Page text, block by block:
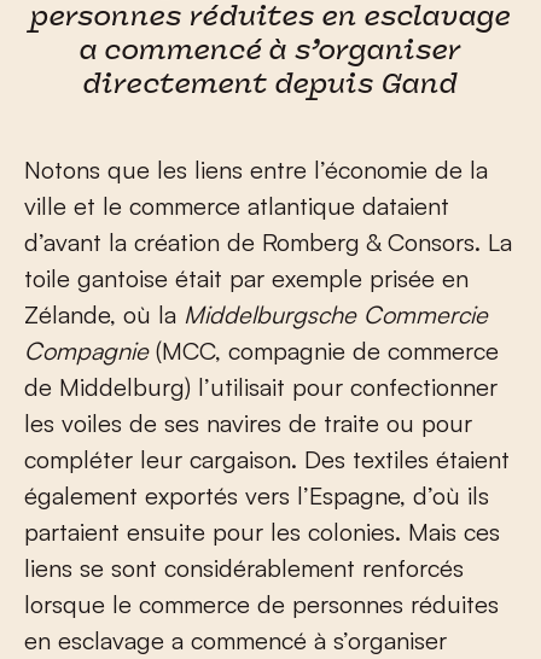
personnes réduites en esclavage
a commencé à s’organiser
directement depuis Gand
Notons que les liens entre l’économie de la
ville et le commerce atlantique dataient
d’avant la création de Romberg & Consors. La
toile gantoise était par exemple prisée en
Zélande, où la Middelburgsche Commercie
Compagnie(MCC, compagnie de commerce
de Middelburg) l’utilisait pour confectionner
les voiles de ses navires de traite ou pour
compléter leur cargaison. Des textiles étaient
également exportés vers l’Espagne, d’où ils
partaient ensuite pour les colonies. Mais ces
liens se sont considérablement renforcés
lorsque le commerce de personnes réduites
en esclavage a commencé à s’organiser